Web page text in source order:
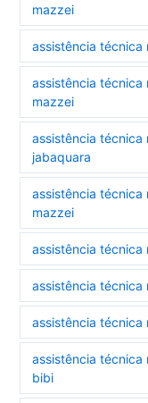
mazzei
assistência técnica
assistência técnica
mazzei
assistência técnica
jabaquara
assistência técnica
mazzei
assistência
assistência
assistência
assistência
bibi